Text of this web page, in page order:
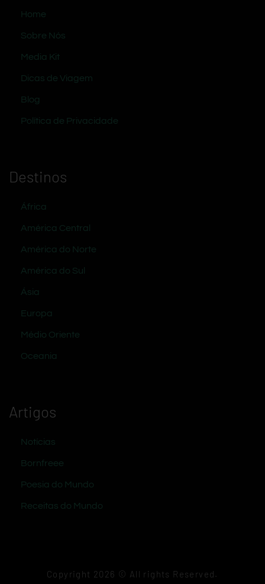
Home
Sobre Nós
Media Kit
Dicas de Viagem
Blog
Política de Privacidade
Destinos
África
América Central
América do Norte
América do Sul
Ásia
Europa
Médio Oriente
Oceania
Artigos
Notícias
Bornfreee
Poesia do Mundo
Receitas do Mundo
Copyright 2026 © All rights Reserved.